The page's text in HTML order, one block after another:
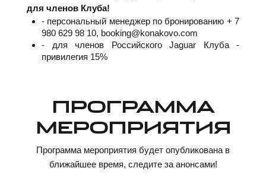
для членов Клуба!
- персональный менеджер по бронированию + 7
980 629 98 10, booking@konakovo.com
- для членов Российского Jaguar Клуба -
привилегия 15%
ПРОГРАММА
МЕРОПРИЯТИЯ
Программа мероприятия будет опубликована в
ближайшее время, следите за анонсами!